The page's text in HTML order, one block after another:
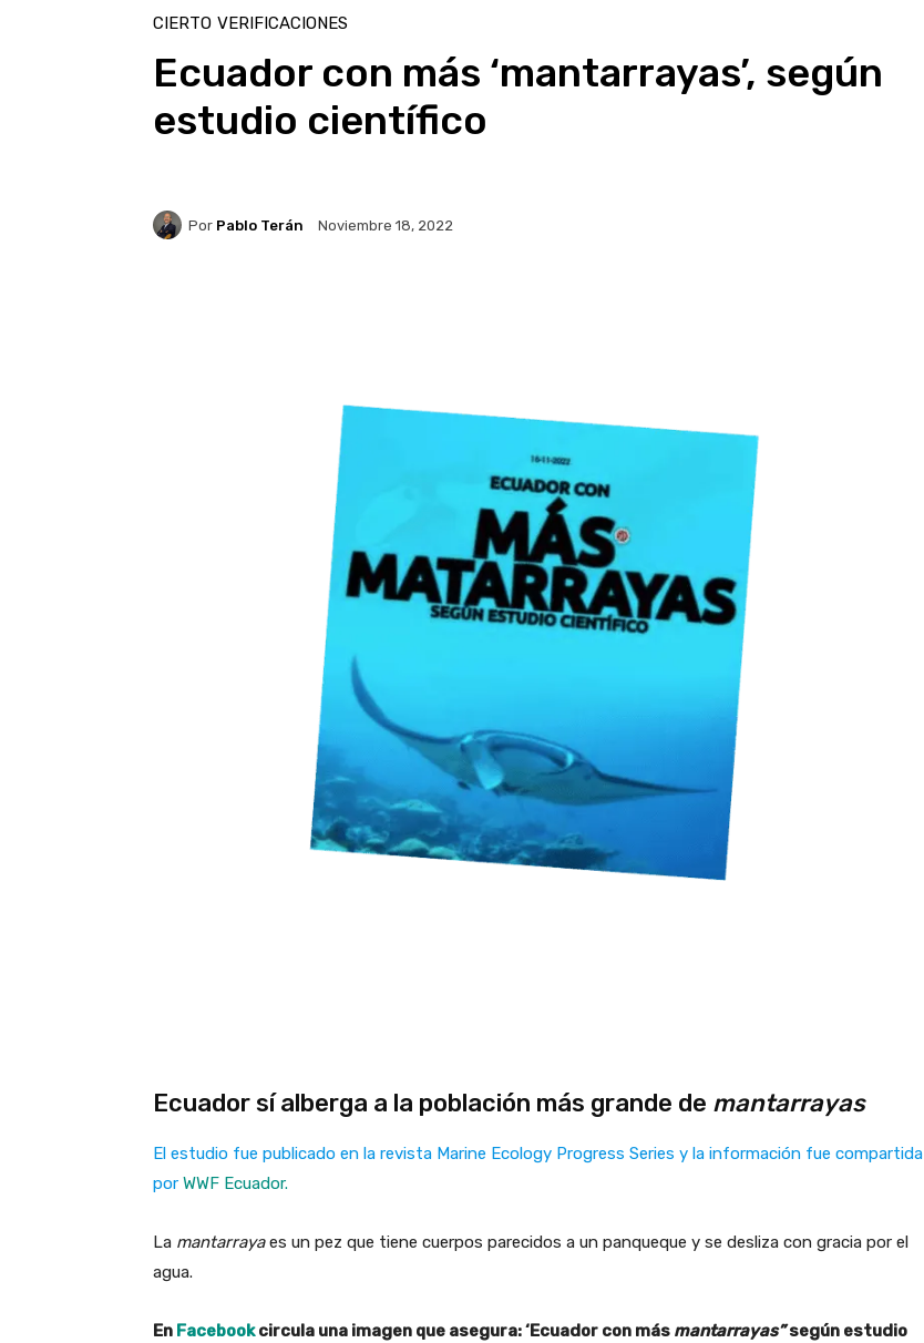
CIERTO VERIFICACIONES
Ecuador con más ‘mantarrayas’, según
estudio científico
Por Pablo Terán Noviembre 18, 2022
Ecuador sí alberga a la población más grande de mantarrayas
El estudio fue publicado en la revista Marine Ecology Progress Series y la información fue compartida
por WWF Ecuador.
La mantarrayaes un pez que tiene cuerpos parecidos a un panqueque y se desliza con gracia por el
agua.
En Facebookcircula una imagen que asegura: ‘Ecuador con más mantarrayas”según estudio